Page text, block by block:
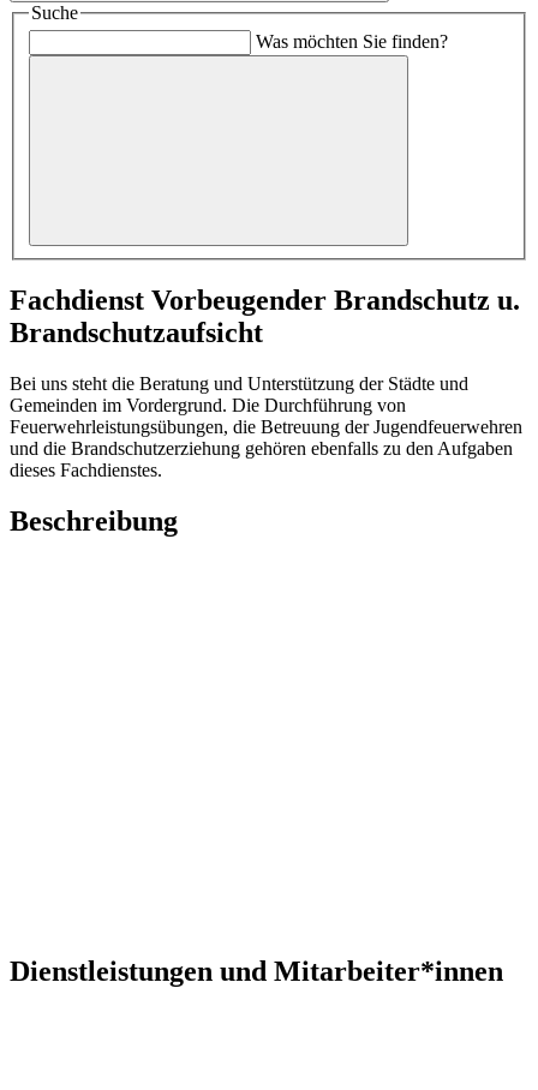
Suche
Was möchten Sie finden?
Fachdienst Vorbeugender Brandschutz u.
Brandschutzaufsicht
Bei uns steht die Beratung und Unterstützung der Städte und
Gemeinden im Vordergrund. Die Durchführung von
Feuerwehrleistungsübungen, die Betreuung der Jugendfeuerwehren
und die Brandschutzerziehung gehören ebenfalls zu den Aufgaben
dieses Fachdienstes.
Beschreibung
Dienstleistungen und Mitarbeiter*innen